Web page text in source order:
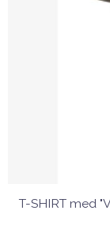
T-SHIRT med